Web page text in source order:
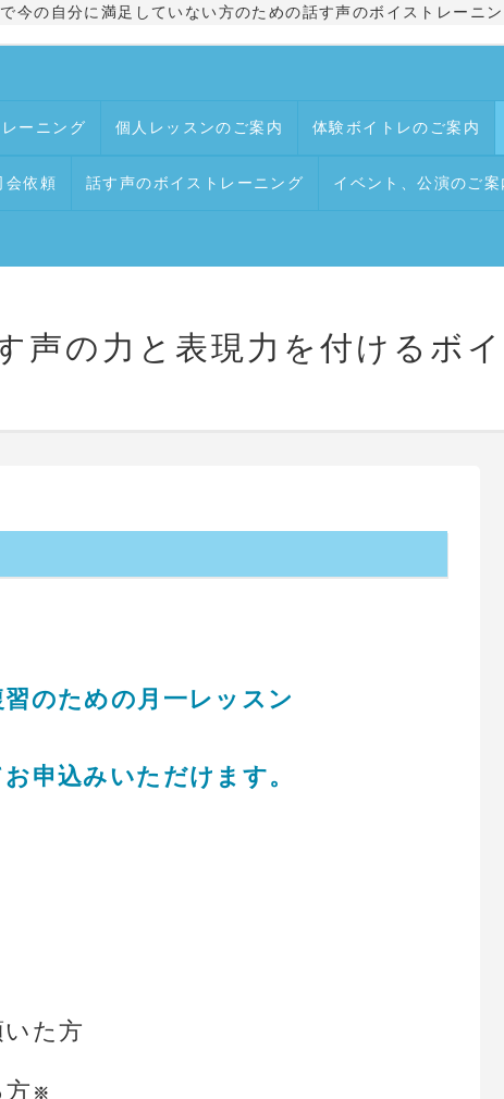
の自分に満足していない方のための話す声のボイストレーニン
ーニング 個人レッスンのご案内 体験ボイトレのご案内
会依頼 話す声のボイストレーニング イベント、公演のご案
の力と表現力を付けるボ
のための月一レッスン
申込みいただけます。
た方
※